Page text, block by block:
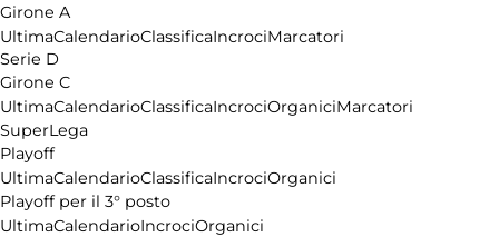
Girone A
UltimaCalendarioClassificaIncrociMarcatori
Serie D
Girone C
UltimaCalendarioClassificaIncrociOrganiciMarcatori
SuperLega
Playoff
UltimaCalendarioClassificaIncrociOrganici
Playoff per il 3° posto
UltimaCalendarioIncrociOrganici